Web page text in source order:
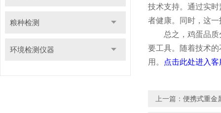
粮种检测
环境检测仪器
技术支持。通过实
者健康。同时，这
总之，鸡蛋品质分
要工具。随着技术
用。
点击此处进入
上一篇： 便携式重金